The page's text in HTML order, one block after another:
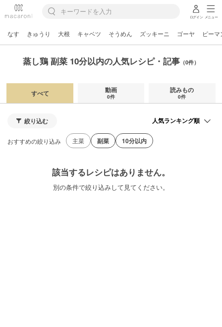
ログイン メニュー
なす きゅうり 大根 キャベツ そうめん ズッキーニ ゴーヤ ピーマ
蒸し鶏 副菜 10分以内の人気レシピ・記事 （0件）
すべて 動画
0件
読みもの
0件
絞り込む
おすすめの絞り込み 主菜 副菜 10分以内
該当するレシピはありません。
別の条件で絞り込みして見てください。